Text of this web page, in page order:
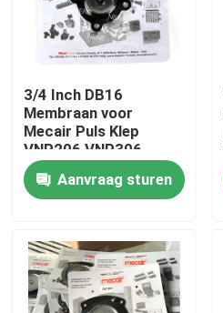
Huis
Video's
3/4 Inch DB16
Membraan voor
Mecair Puls Klep
VNP206 VNP306
VNP306 VEM306
Aanvraag sturen